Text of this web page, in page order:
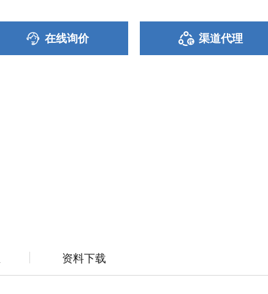
在线询价 渠道代理
资料下载